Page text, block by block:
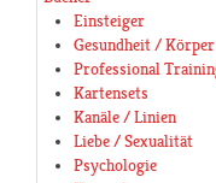
Einsteiger
Gesundheit / Körper
Professional
Kartensets
Kanäle / Linien
Liebe / Sexualität
Psychologie